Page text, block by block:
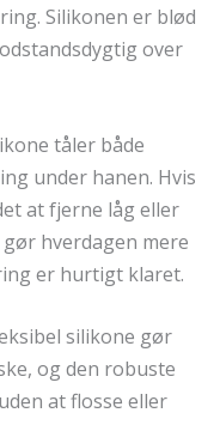
Silikonen er blød
over
tåler både
under hanen. Hvis
at fjerne låg eller
hverdagen mere
er hurtigt klaret.
silikone gør
og den robuste
at flosse eller